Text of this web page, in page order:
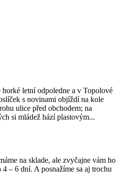
letní odpoledne a v Topolové
s novinami objíždí na kole
ulice před obchodem; na
si mládež hází plastovým...
na sklade, ale zvyčajne vám ho
– 6 dní. A posnažíme sa aj trochu